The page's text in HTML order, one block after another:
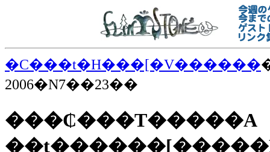
�C���t�H���[�V������
2006�N7��23��
���₵���T�����A